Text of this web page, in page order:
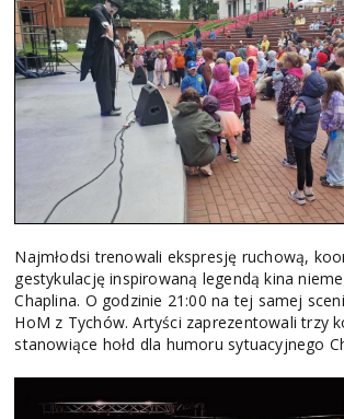
Najmłodsi trenowali ekspresję ruchową,
gestykulację inspirowaną legendą kina
Chaplina. O godzinie 21:00 na tej samej
HoM z Tychów. Artyści zaprezentowali trzy
stanowiące hołd dla humoru sytuacyjnego